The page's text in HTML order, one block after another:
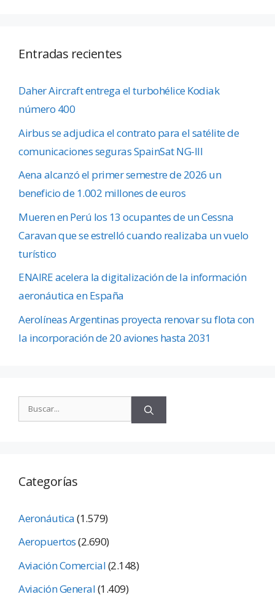
Entradas recientes
Daher Aircraft entrega el turbohélice Kodiak
número 400
Airbus se adjudica el contrato para el satélite de
comunicaciones seguras SpainSat NG-III
Aena alcanzó el primer semestre de 2026 un
beneficio de 1.002 millones de euros
Mueren en Perú los 13 ocupantes de un Cessna
Caravan que se estrelló cuando realizaba un vuelo
turístico
ENAIRE acelera la digitalización de la información
aeronáutica en España
Aerolíneas Argentinas proyecta renovar su flota con
la incorporación de 20 aviones hasta 2031
Categorías
Aeronáutica(1.579)
Aeropuertos(2.690)
Aviación Comercial(2.148)
Aviación General(1.409)